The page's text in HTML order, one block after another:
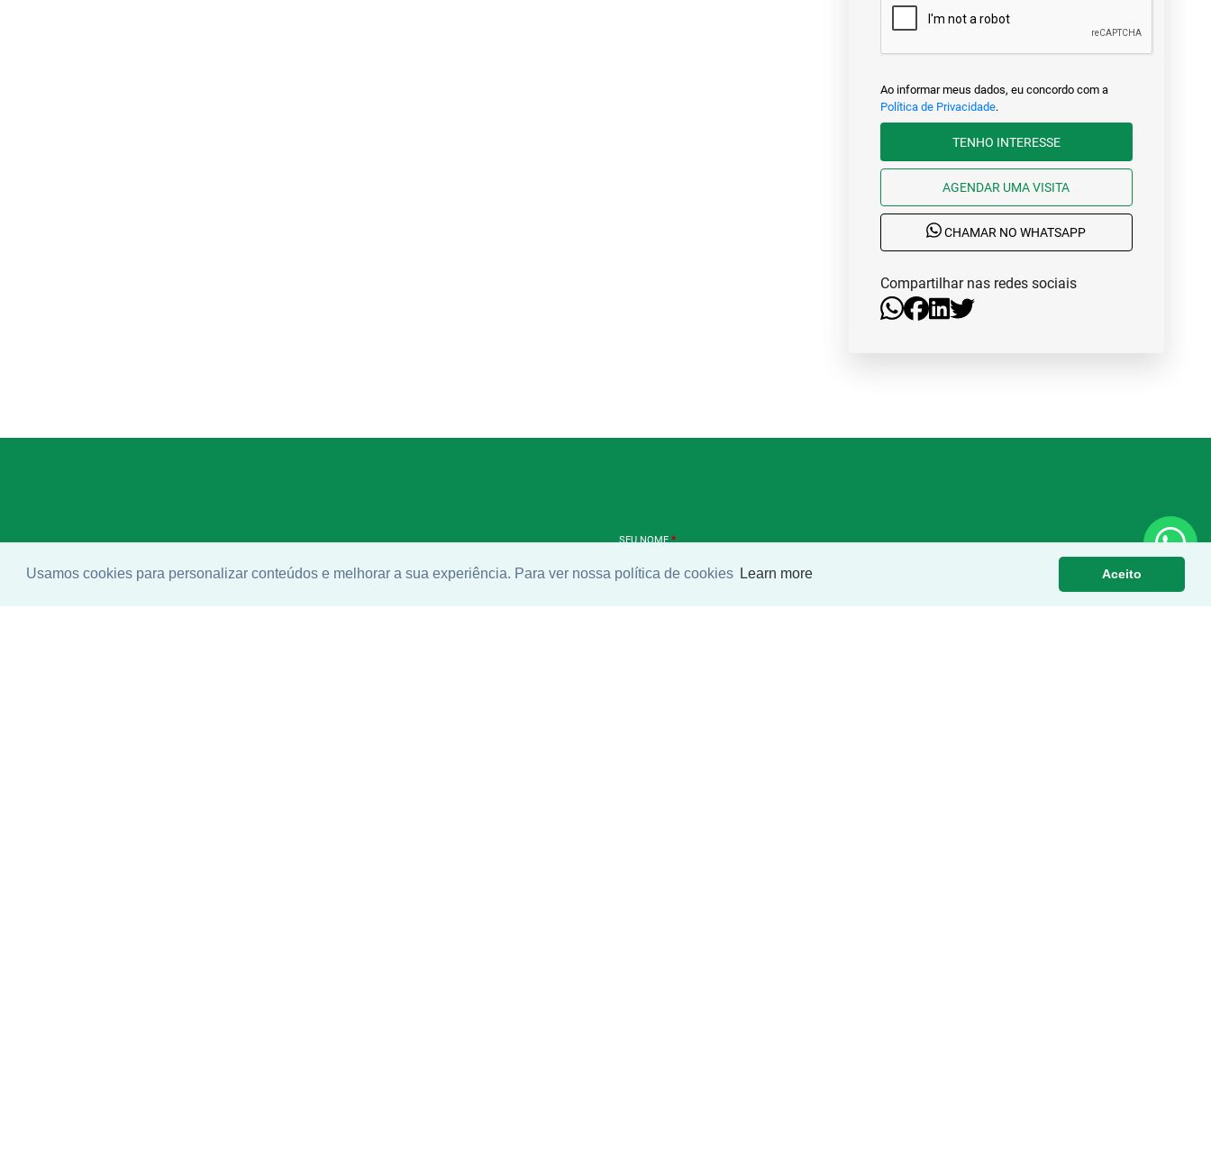
Usamos cookies para personalizar conteúdos e melhorar a sua experiência. Para ver nossa política de cookies Learn more Aceito
Ao informar meus dados, eu concordo com a
Política de Privacidade.
TENHO INTERESSE
AGENDAR UMA VISITA
CHAMAR NO WHATSAPP
Compartilhar nas redes sociais
SEU NOME*